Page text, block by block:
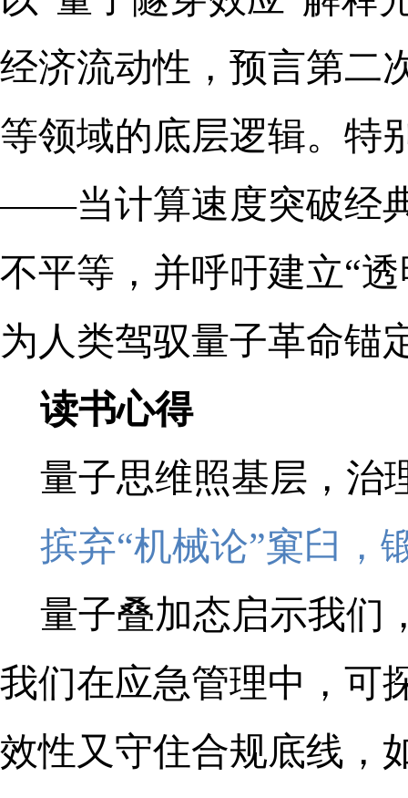
经济流动性，预言第二
等领域的底层逻辑。特
——当计算速度突破经
不平等，并呼吁建立“
为人类驾驭量子革命锚
读书心得
量子思维照基层，治
摈弃“机械论”窠臼，
量子叠加态启示我们
我们在应急管理中，可
效性又守住合规底线，